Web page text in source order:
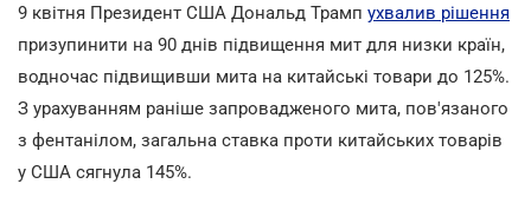
9 квітня Президент США Дональд Трамп ухвалив рішення
призупинити на 90 днів підвищення мит для низки країн,
водночас підвищивши мита на китайські товари до 125%.
З урахуванням раніше запровадженого мита, пов'язаного
з фентанілом, загальна ставка проти китайських товарів
у США сягнула 145%.